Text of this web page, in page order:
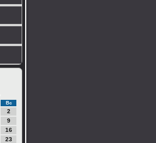
Вс
2
9
16
23